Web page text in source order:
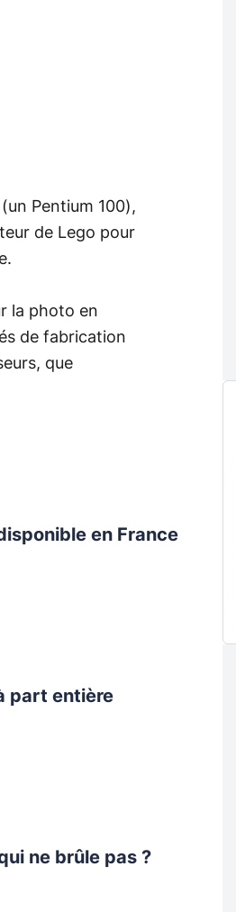
Pentium 100),
de Lego pour
la photo en
de fabrication
que
en France
part entière
ne brûle pas ?